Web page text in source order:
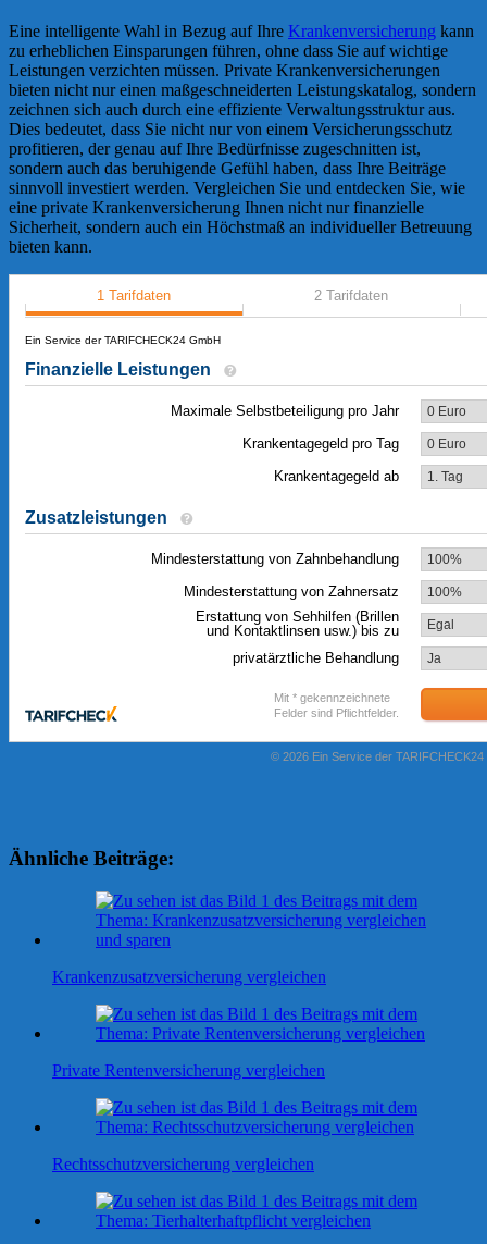
Eine intelligente Wahl in Bezug auf Ihre Krankenversicherung kann
zu erheblichen Einsparungen führen, ohne dass Sie auf wichtige
Leistungen verzichten müssen. Private Krankenversicherungen
bieten nicht nur einen maßgeschneiderten Leistungskatalog, sondern
zeichnen sich auch durch eine effiziente Verwaltungsstruktur aus.
Dies bedeutet, dass Sie nicht nur von einem Versicherungsschutz
profitieren, der genau auf Ihre Bedürfnisse zugeschnitten ist,
sondern auch das beruhigende Gefühl haben, dass Ihre Beiträge
sinnvoll investiert werden. Vergleichen Sie und entdecken Sie, wie
eine private Krankenversicherung Ihnen nicht nur finanzielle
Sicherheit, sondern auch ein Höchstmaß an individueller Betreuung
bieten kann.
Ähnliche Beiträge:
Krankenzusatzversicherung vergleichen
Private Rentenversicherung vergleichen
Rechtsschutzversicherung vergleichen